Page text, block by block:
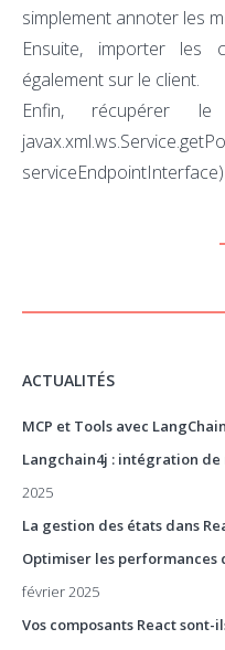
simplement annoter les
Ensuite, importer les
également sur le client.
Enfin, récupérer
serviceEndpointInterface).
ACTUALITÉS
MCP et Tools avec
Langchain4j : intégration de
2025
La gestion des états dans
Optimiser les performances
février 2025
Vos composants React sont-